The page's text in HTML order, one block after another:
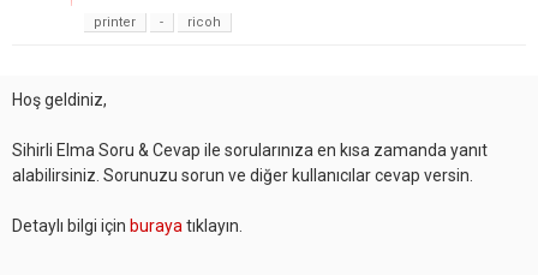
printer
- ricoh
Hoş geldiniz,
Sihirli Elma Soru & Cevap ile sorularınıza en kısa zamanda yanıt
alabilirsiniz. Sorunuzu sorun ve diğer kullanıcılar cevap versin.
Detaylı bilgi için buraya tıklayın.